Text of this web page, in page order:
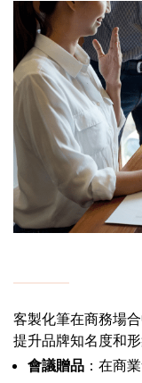
客製化筆在商務場
提升品牌知名度和形
會議贈品 ：在商